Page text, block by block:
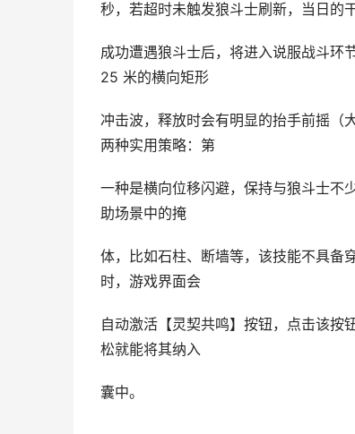
秒，若超时未触发狼斗士刷新，当日的
成功遭遇狼斗士后，将进入说服战斗环
25 米的横向矩形
冲击波，释放时会有明显的抬手前摇（
两种实用策略：第
一种是横向位移闪避，保持与狼斗士不
助场景中的掩
体，比如石柱、断墙等，该技能不具备
时，游戏界面会
自动激活【灵契共鸣】按钮，点击该按
松就能将其纳入
囊中。